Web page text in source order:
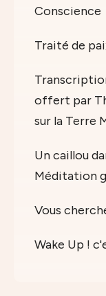
Conscience
Traité de
offert par
sur la Terre
Un caillou
Méditation
Vous
Wake Up !